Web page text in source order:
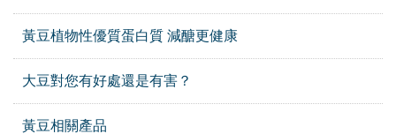
黃豆植物性優質蛋白質 減醣更健康
大豆對您有好處還是有害？
黃豆相關產品